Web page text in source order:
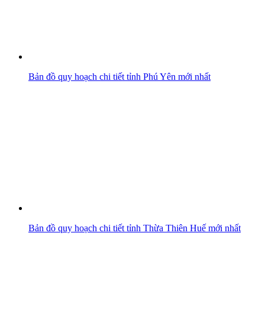
Bản đồ quy hoạch chi tiết tỉnh Phú Yên mới nhất
Bản đồ quy hoạch chi tiết tỉnh Thừa Thiên Huế mới nhất